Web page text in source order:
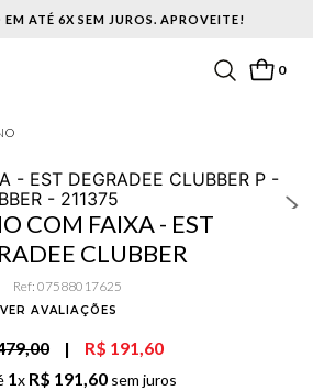
ATÉ 6X SEM JUROS. APROVEITE!
0
COM FAIXA - EST
CLUBBER
Ref: 07588017625
VER AVALIAÇÕES
| R$ 191,60
1x R$ 191,60 sem juros